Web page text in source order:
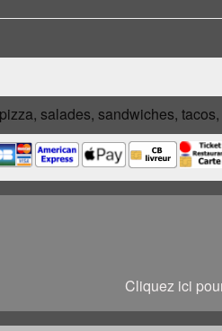
salades, sandwiches,
Cliquez ici